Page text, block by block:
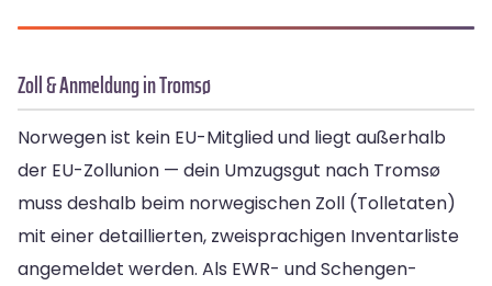
Zoll & Anmeldung in Tromsø
Norwegen ist kein EU-Mitglied und liegt außerhalb
der EU-Zollunion — dein Umzugsgut nach Tromsø
muss deshalb beim norwegischen Zoll (Tolletaten)
mit einer detaillierten, zweisprachigen Inventarliste
angemeldet werden. Als EWR- und Schengen-